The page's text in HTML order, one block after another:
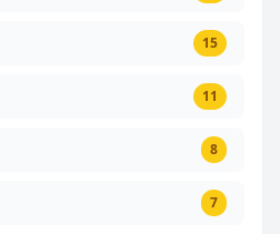
15
11
8
7